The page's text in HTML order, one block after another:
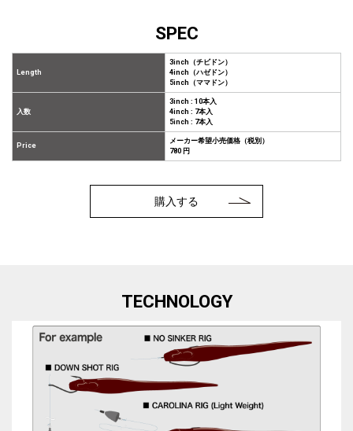
SPEC
Length
3inch（チビドン）
4inch（ハゼドン）
5inch（ママドン）
入数
3inch : 10本入
4inch : 7本入
5inch : 7本入
Price
メーカー希望小売価格（税別）
780 円
購入する
TECHNOLOGY